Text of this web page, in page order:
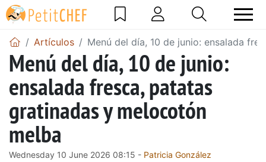
Artículos Menú del día, 10 de junio: ensalada
Menú del día, 10 de junio:
ensalada fresca, patatas
gratinadas y melocotón
melba
Wednesday 10 June 2026 08:15 - Patricia González